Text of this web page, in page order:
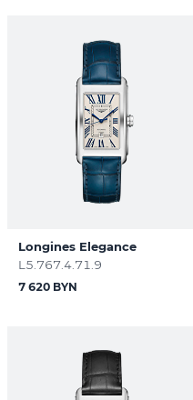
Longines Elegance
L5.767.4.71.9
7 620 BYN